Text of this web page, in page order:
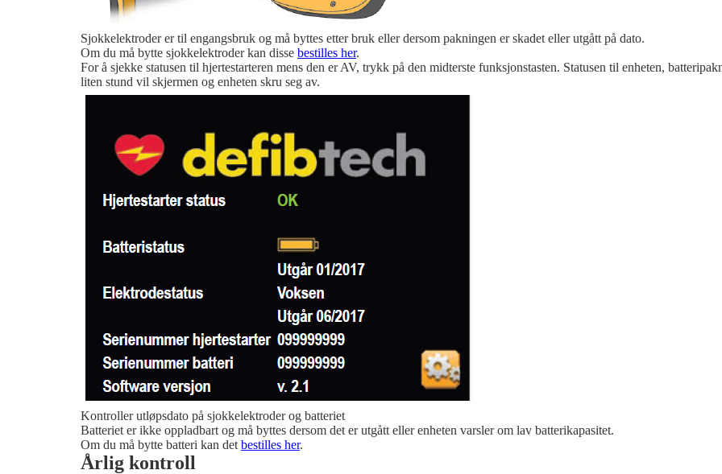
Sjokkelektroder er til engangsbruk og må byttes etter bruk eller dersom pakningen er skadet eller utgått på dato.
Om du må bytte sjokkelektroder kan disse bestilles her.
For å sjekke statusen til hjertestarteren mens den er AV, trykk på den midterste funksjonstasten. Statusen til enheten,
liten stund vil skjermen og enheten skru seg av.
Kontroller utløpsdato på sjokkelektroder og batteriet
Batteriet er ikke oppladbart og må byttes dersom det er utgått eller enheten varsler om lav batterikapasitet.
Om du må bytte batteri kan det bestilles her.
Årlig kontroll